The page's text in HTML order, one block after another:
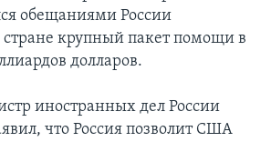
обещаниями России
стране крупный пакет помощи в
долларов.
иностранных дел России
что Россия позволит США